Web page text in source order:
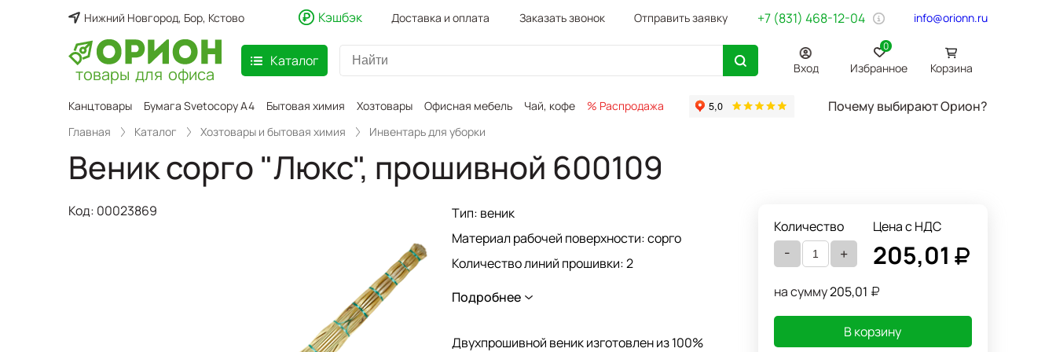
Нижний Новгород, Бор, Кстово Кэшбэк Доставка и оплата Заказать звонок Отправить заявку +7 (831) 468-12-04 info@orionn.ru
товары для офиса
Каталог Вход Избранное
0
Корзина
Канцтовары Бумага Svetocopy A4 Бытовая химия Хозтовары Офисная мебель Чай, кофе % Распродажа Канцтовары Бумага Svetocopy A4 Бытовая химия Хозтовары
Почему выбирают Орион?
Главная Каталог Хозтовары и бытовая химия Инвентарь для уборки
Веник сорго "Люкс", прошивной 600109
Код: 00023869
Тип: веник
Материал рабочей поверхности: сорго
Количество линий прошивки: 2
Сорт: первый
Товар относится к сегменту ЭКОНОМ: да
Подробнее
Двухпрошивной веник изготовлен из 100%
Количество
- +
Цена с НДС
205,01
на сумму205,01
В корзину